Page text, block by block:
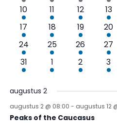
evenementevenementevenement
2
evenementen
10
2
evenementen
11
2
12
113
1
evenement
17
1
evenement
18
1
evenement
19
120
1
evenement
24
1
evenement
25
2
26
2
27
2
evenementen
31
1
evenement
1
1
evenement
2
13
augustus 2
augustus 2 @ 08:00 - augustus 12
Peaks of the Caucasus